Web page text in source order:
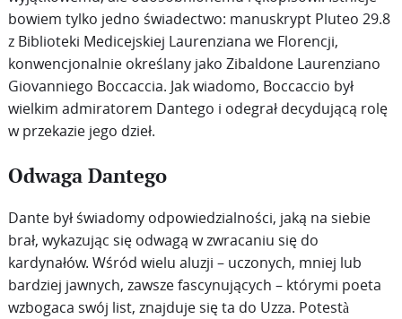
bowiem tylko jedno świadectwo: manuskrypt Pluteo 29.8
z Biblioteki Medicejskiej Laurenziana we Florencji,
konwencjonalnie określany jako Zibaldone Laurenziano
Giovanniego Boccaccia. Jak wiadomo, Boccaccio był
wielkim admiratorem Dantego i odegrał decydującą rolę
w przekazie jego dzieł.
Odwaga Dantego
Dante był świadomy odpowiedzialności, jaką na siebie
brał, wykazując się odwagą w zwracaniu się do
kardynałów. Wśród wielu aluzji – uczonych, mniej lub
bardziej jawnych, zawsze fascynujących – którymi poeta
wzbogaca swój list, znajduje się ta do Uzza. Potestà